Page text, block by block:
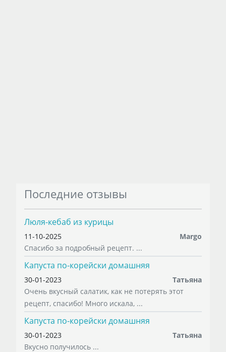
Последние отзывы
Люля-кебаб из курицы
11-10-2025
Margo
Спасибо за подробный рецепт. ...
Капуста по-корейски домашняя
30-01-2023
Татьяна
Очень вкусный салатик, как не потерять этот
рецепт, спасибо! Много искала, ...
Капуста по-корейски домашняя
30-01-2023
Татьяна
Вкусно получилось ...